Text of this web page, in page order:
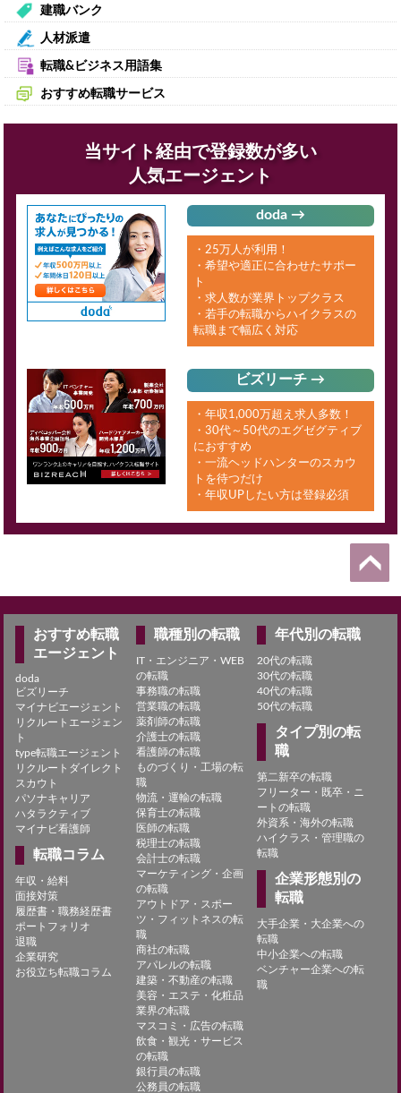
建職バンク
人材派遣
転職&ビジネス用語集
おすすめ転職サービス
当サイト経由で登録数が多い
人気エージェント
doda →
・25万人が利用！
・希望や適正に合わせたサポー
ト
・求人数が業界トップクラス
・若手の転職からハイクラスの
転職まで幅広く対応
ビズリーチ →
・年収1,000万超え求人多数！
・30代～50代のエグゼグティブ
におすすめ
・一流ヘッドハンターのスカウ
トを待つだけ
・年収UPしたい方は登録必須
おすすめ転職
エージェント
doda
ビズリーチ
マイナビエージェント
リクルートエージェン
ト
type転職エージェント
リクルートダイレクト
スカウト
パソナキャリア
ハタラクティブ
マイナビ看護師
転職コラム
年収・給料
面接対策
履歴書・職務経歴書
ポートフォリオ
退職
企業研究
お役立ち転職コラム
職種別の転職
IT・エンジニア・WEB
の転職
事務職の転職
営業職の転職
薬剤師の転職
介護士の転職
看護師の転職
ものづくり・工場の転
職
物流・運輸の転職
保育士の転職
医師の転職
税理士の転職
会計士の転職
マーケティング・企画
の転職
アウトドア・スポー
ツ・フィットネスの転
職
商社の転職
アパレルの転職
建築・不動産の転職
美容・エステ・化粧品
業界の転職
マスコミ・広告の転職
飲食・観光・サービス
の転職
銀行員の転職
公務員の転職
年代別の転職
20代の転職
30代の転職
40代の転職
50代の転職
タイプ別の転
職
第二新卒の転職
フリーター・既卒・ニ
ートの転職
外資系・海外の転職
ハイクラス・管理職の
転職
企業形態別の
転職
大手企業・大企業への
転職
中小企業への転職
ベンチャー企業への転
職